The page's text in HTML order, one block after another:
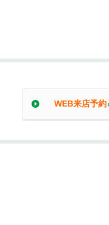
WEB来店予約